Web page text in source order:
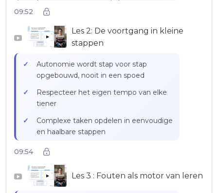
Interesses omzetten in levers voor
leren en autonomie
Creëren van leeftijdsgebonden
motivatiesystemen: privileges,
schermtijd
Voorstellen van ’tiener’-missies om het
verantwoordelijkheidsgevoel te
versterken
Praktijkvoorbeeld: Léo en het opruimen
van zijn kamer in verband met zijn
09:52
▶
Les 2: De voortgang in kleine
stappen
Autonomie wordt stap voor stap
opgebouwd, nooit in een spoed
Respecteer het eigen tempo van elke
tiener
Complexe taken opdelen in eenvoudige
en haalbare stappen
De verworvenheden van de kindertijd
volwassenheid voor te bereiden
Een geruststellende omgeving creëren
09:54
▶ Les 3 : Fouten als motor van leren